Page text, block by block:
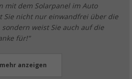
mit dem Solarpanel im Auto
Sie nicht nur einwandfrei über die
weist Sie auch auf die
für!"
mehr anzeigen